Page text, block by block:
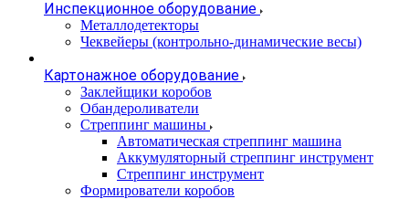
Инспекционное оборудование
Металлодетекторы
Чеквейеры (контрольно-динамические весы)
Картонажное оборудование
Заклейщики коробов
Обандероливатели
Стреппинг машины
Автоматическая стреппинг машина
Аккумуляторный стреппинг инструмент
Стреппинг инструмент
Формирователи коробов